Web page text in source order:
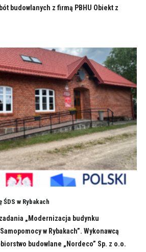
budowlanych z firmą PBHU Obiekt z
w Rybakach
„Modernizacja budynku
w Rybakach”. Wykonawcą
budowlane „Nordeco” Sp. z o.o.